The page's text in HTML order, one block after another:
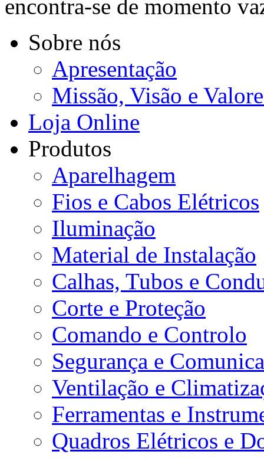
encontra-se de momento
Sobre nós
Apresentação
Missão, Visão e
Loja Online
Produtos
Aparelhagem
Fios e Cabos Elétricos
Iluminação
Material de Instalação
Calhas, Tubos e
Corte e Proteção
Comando e Controlo
Segurança e
Ventilação e
Ferramentas e
Quadros Elétricos e